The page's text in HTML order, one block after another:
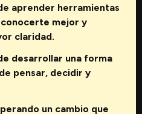
aprender herramientas
mejor y
claridad.
desarrollar una forma
pensar, decidir y
un cambio que